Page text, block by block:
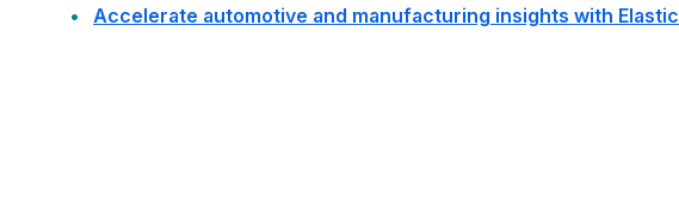
Accelerate automotive and manufacturing insights with Elastic